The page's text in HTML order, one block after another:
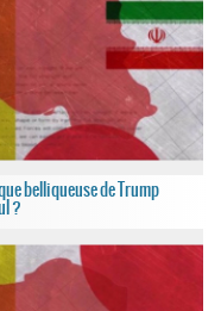
belliqueuse de Trump
?